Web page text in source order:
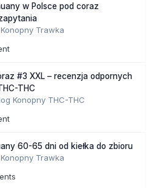
w Polsce pod coraz
Trawka
#3 XXL – recenzja odpornych
THC
Konopny THC-THC
60-65 dni od kiełka do zbioru
Trawka